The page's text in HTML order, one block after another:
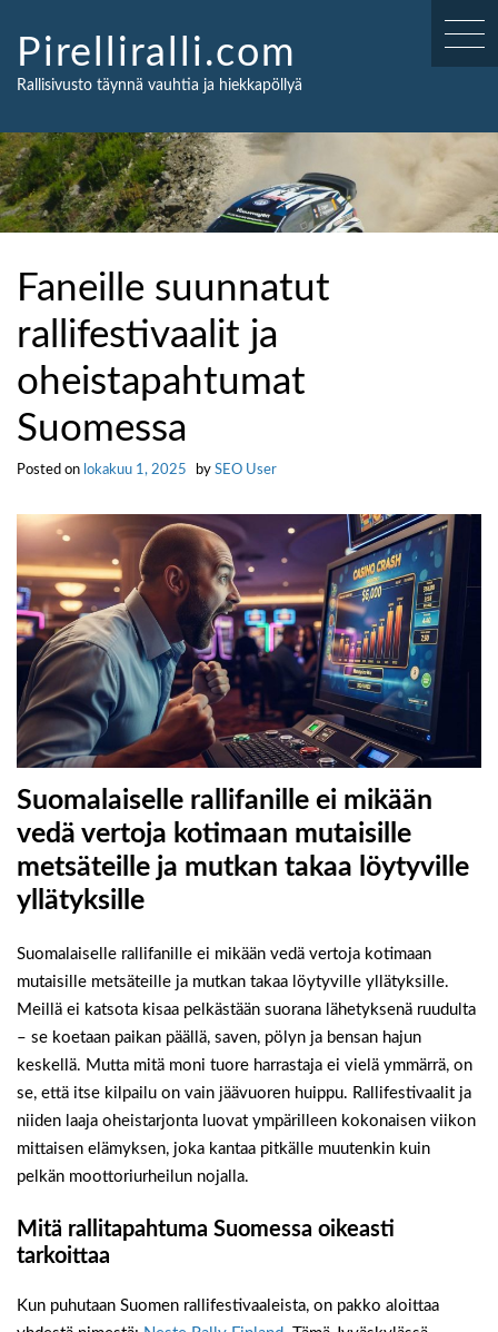
content
Pirelliralli.com
Rallisivusto täynnä vauhtia ja hiekkapöllyä
Faneille suunnatut
rallifestivaalit ja
oheistapahtumat
Suomessa
Posted on lokakuu 1, 2025 by SEO User
Suomalaiselle rallifanille ei mikään
vedä vertoja kotimaan mutaisille
metsäteille ja mutkan takaa löytyville
yllätyksille
Suomalaiselle rallifanille ei mikään vedä vertoja kotimaan
mutaisille metsäteille ja mutkan takaa löytyville yllätyksille.
Meillä ei katsota kisaa pelkästään suorana lähetyksenä ruudulta
– se koetaan paikan päällä, saven, pölyn ja bensan hajun
keskellä. Mutta mitä moni tuore harrastaja ei vielä ymmärrä, on
se, että itse kilpailu on vain jäävuoren huippu. Rallifestivaalit ja
niiden laaja oheistarjonta luovat ympärilleen kokonaisen viikon
mittaisen elämyksen, joka kantaa pitkälle muutenkin kuin
pelkän moottoriurheilun nojalla.
Mitä rallitapahtuma Suomessa oikeasti
tarkoittaa
Kun puhutaan Suomen rallifestivaaleista, on pakko aloittaa